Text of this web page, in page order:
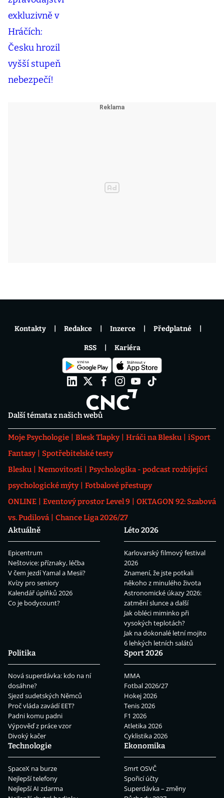
Další témata z našich webů
Moje Psychologie Blesk Tlapky Hráči na Blesku
iSport
Fantasy
Spotřebitelské testy
Blesku
Nemovitosti
Psychologika - podcast rozbíjející
psychologické mýty
Fotbalové přestupy
ONLINE
Eventový prostor Level 9
OKTAGON 92: Szabová
vs. Pudilová
Chance Liga 2026/27
Aktuálně
Epicentrum
Neštovice: příznaky, léčba
V čem jezdí Yamal a Mesii?
Kvízy pro seniory
Kalendář úplňků 2026
Co je bodycount?
Léto 2026
Karlovarský filmový festival
2026
Znamení, že jste potkali
někoho z minulého života
Astronomické úkazy 2026:
zatmění slunce a další
Jak obléci miminko při
vysokých teplotách?
Jak na dokonalé letní mojito
6 lehkých letních salátů
Politika
Nová superdávka: kdo na ní
dosáhne?
Sjezd sudetských Němců
Proč vláda zavádí EET?
Padni komu padni
Výpověď z práce vzor
Divoký kačer
Sport 2026
MMA
Fotbal 2026/27
Hokej 2026
Tenis 2026
F1 2026
Atletika 2026
Cyklistika 2026
Technologie
SpaceX na burze
Nejlepší telefony
Nejlepší AI zdarma
Ekonomika
Smrt OSVČ
Spořicí účty
Superdávka – změny
Kontakty Redakce Inzerce Předplatné
RSS Kariéra